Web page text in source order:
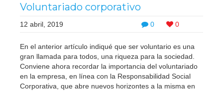
Voluntariado corporativo
0 0
12 abril, 2019
En el anterior artículo indiqué que ser voluntario es una
gran llamada para todos, una riqueza para la sociedad.
Conviene ahora recordar la importancia del voluntariado
en la empresa, en línea con la Responsabilidad Social
Corporativa, que abre nuevos horizontes a la misma en